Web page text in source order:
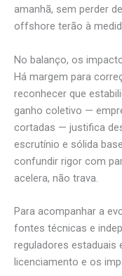
amanhã, sem perder
offshore terão à
No balanço, os
Há margem para
reconhecer que
ganho coletivo —
cortadas — justifica
escrutínio e sólida
confundir rigor com
acelera, não trava.
Para acompanhar a
fontes técnicas e
reguladores estaduais
licenciamento e os